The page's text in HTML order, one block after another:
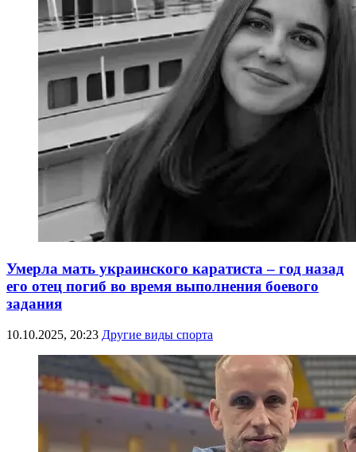
Умерла мать украинского каратиста – год назад
его отец погиб во время выполнения боевого
задания
10.10.2025, 20:23 Другие виды спорта